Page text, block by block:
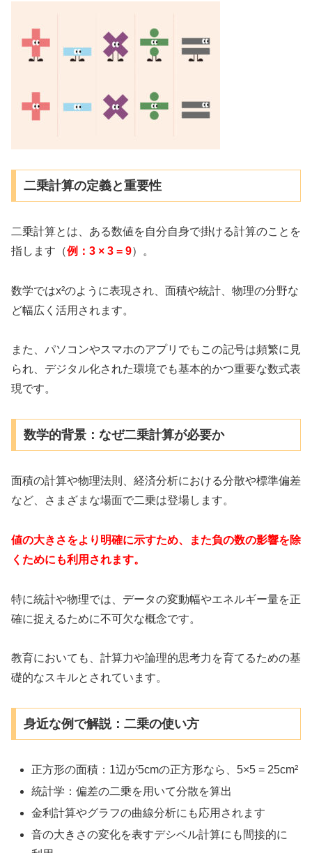
二乗計算の定義と重要性
二乗計算とは、ある数値を自分自身で掛ける計算のことを
指します（例：3 × 3 = 9）。
数学ではx²のように表現され、面積や統計、物理の分野な
ど幅広く活用されます。
また、パソコンやスマホのアプリでもこの記号は頻繁に見
られ、デジタル化された環境でも基本的かつ重要な数式表
現です。
数学的背景：なぜ二乗計算が必要か
面積の計算や物理法則、経済分析における分散や標準偏差
など、さまざまな場面で二乗は登場します。
値の大きさをより明確に示すため、また負の数の影響を除
くためにも利用されます。
特に統計や物理では、データの変動幅やエネルギー量を正
確に捉えるために不可欠な概念です。
教育においても、計算力や論理的思考力を育てるための基
礎的なスキルとされています。
身近な例で解説：二乗の使い方
正方形の面積：1辺が5cmの正方形なら、5×5 = 25cm²
統計学：偏差の二乗を用いて分散を算出
金利計算やグラフの曲線分析にも応用されます
音の大きさの変化を表すデシベル計算にも間接的に